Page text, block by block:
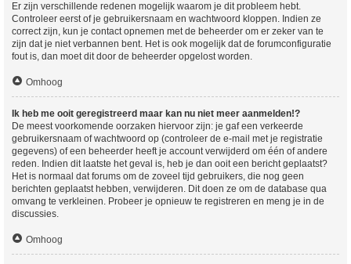
Er zijn verschillende redenen mogelijk waarom je dit probleem hebt.
Controleer eerst of je gebruikersnaam en wachtwoord kloppen. Indien ze
correct zijn, kun je contact opnemen met de beheerder om er zeker van te
zijn dat je niet verbannen bent. Het is ook mogelijk dat de forumconfiguratie
fout is, dan moet dit door de beheerder opgelost worden.
Omhoog
Ik heb me ooit geregistreerd maar kan nu niet meer aanmelden!?
De meest voorkomende oorzaken hiervoor zijn: je gaf een verkeerde
gebruikersnaam of wachtwoord op (controleer de e-mail met je registratie
gegevens) of een beheerder heeft je account verwijderd om één of andere
reden. Indien dit laatste het geval is, heb je dan ooit een bericht geplaatst?
Het is normaal dat forums om de zoveel tijd gebruikers, die nog geen
berichten geplaatst hebben, verwijderen. Dit doen ze om de database qua
omvang te verkleinen. Probeer je opnieuw te registreren en meng je in de
discussies.
Omhoog